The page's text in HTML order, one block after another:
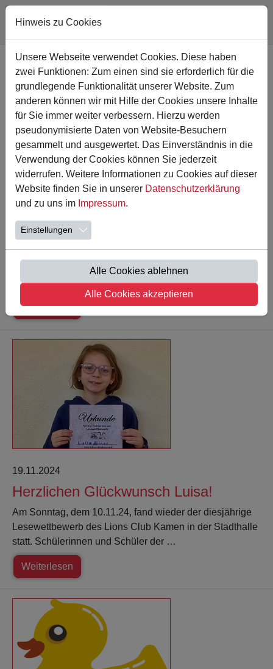
26.11.2024
Weihnachtspakete
Wir möchten uns ganz herzlich bei allen Kindern und
Eltern für die zahlreichen Weihnachtspäckchen
bedanken. Diese wurden in der vergangenen Woche…
Weiterlesen
19.11.2024
Herzlichen Glückwunsch Luisa!
Am Sonntag, dem 10.11.24, fand wieder der diesjährige
Lesewettbewerb des Lions Club Kamen in der Stadthalle
statt. Schülerinnen und Schüler der …
Weiterlesen
Hinweis zu Cookies
Unsere Webseite verwendet Cookies. Diese haben
zwei Funktionen: Zum einen sind sie erforderlich für die
grundlegende Funktionalität unserer Website. Zum
anderen können wir mit Hilfe der Cookies unsere Inhalte
für Sie immer weiter verbessern. Hierzu werden
pseudonymisierte Daten von Website-Besuchern
gesammelt und ausgewertet. Das Einverständnis in die
Verwendung der Cookies können Sie jederzeit
widerrufen. Weitere Informationen zu Cookies auf dieser
Website finden Sie in unserer Datenschutzerklärung
und zu uns im Impressum.
Einstellungen
Alle Cookies ablehnen
Alle Cookies akzeptieren